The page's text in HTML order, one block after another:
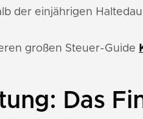
der einjährigen
großen Steuer-Guide
Das